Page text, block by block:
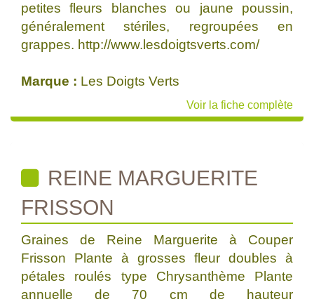
petites fleurs blanches ou jaune poussin,
généralement stériles, regroupées en
grappes. http://www.lesdoigtsverts.com/
Marque : Les Doigts Verts
Voir la fiche complète
REINE MARGUERITE
FRISSON
Graines de Reine Marguerite à Couper
Frisson Plante à grosses fleur doubles à
pétales roulés type Chrysanthème Plante
annuelle de 70 cm de hauteur